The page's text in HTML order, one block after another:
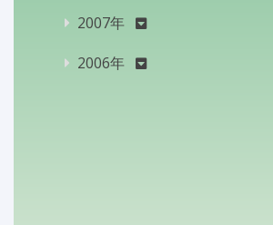
2007年
2006年